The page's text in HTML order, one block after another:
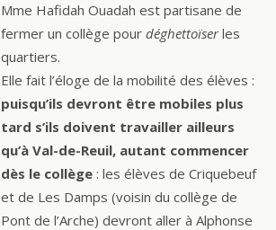
Mme Hafidah Ouadah est partisane de
fermer un collège pourdéghettoïserles
quartiers.
Elle fait l’éloge de la mobilité des élèves :
puisqu’ils devront être mobiles plus
tard s’ils doivent travailler ailleurs
qu’à Val-de-Reuil, autant commencer
dès le collège : les élèves de Criquebeuf
et de Les Damps (voisin du collège de
Pont de l’Arche) devront aller à Alphonse